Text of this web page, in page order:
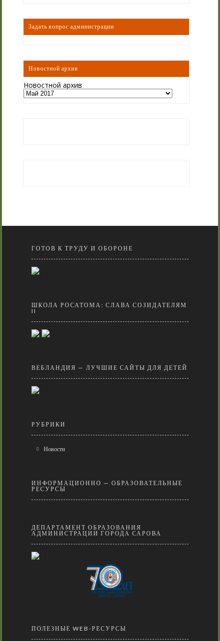
Задать вопрос администрации
Новостной архив
Новостной архив
ГОТОВ К ТРУДУ И ОБОРОНЕ
ШКОЛА РОСАТОМА: СЛАВА СОЗИДАТЕЛЯМ
II
ВЕБЛАНДИЯ — ЛУЧШИЕ САЙТЫ ДЛЯ ДЕТЕЙ
РУБРИКИ
Новости
ИНФОРМАЦИОННО — ОБРАЗОВАТЕЛЬНЫЕ
РЕСУРСЫ
ДЕПАРТАМЕНТ ОБРАЗОВАНИЯ
АДМИНИСТРАЦИИ ГОРОДА САРОВА
ПОЛЕЗНЫЕ WEB-РЕСУРСЫ